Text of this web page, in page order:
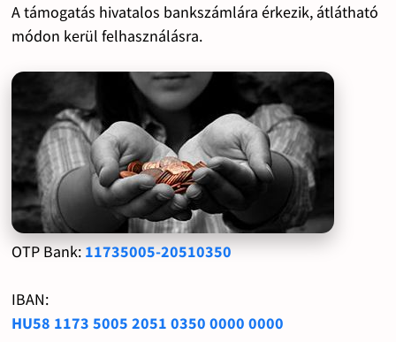
A támogatás hivatalos bankszámlára érkezik, átlátható
módon kerül felhasználásra.
OTP Bank: 11735005-20510350
IBAN:
HU58 1173 5005 2051 0350 0000 0000